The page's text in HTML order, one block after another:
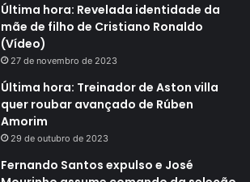
Última hora: Revelada identidade da
mãe de filho de Cristiano Ronaldo
(Vídeo)
27 de novembro de 2023
Última hora: Treinador de Aston villa
quer roubar avançado de Rúben
Amorim
29 de outubro de 2023
Fernando Santos expulso e José